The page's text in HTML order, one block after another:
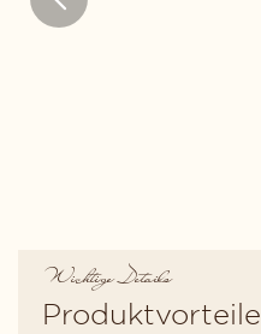
Wichtige Details
Produktvorteile